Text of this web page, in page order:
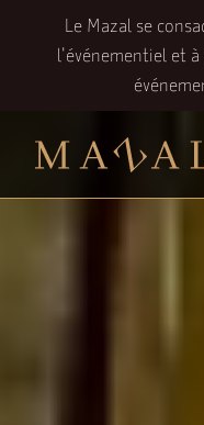
Le Mazal se
l'événementiel et